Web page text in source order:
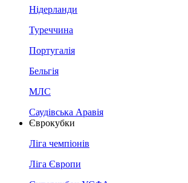
Нідерланди
Туреччина
Португалія
Бельгія
МЛС
Саудівська Аравія
Єврокубки
Ліга чемпіонів
Ліга Європи